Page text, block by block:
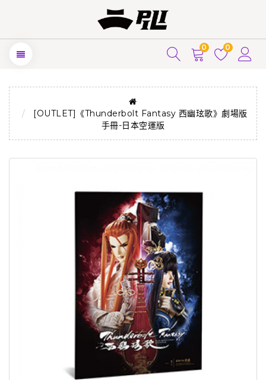
0 0
[OUTLET]《Thunderbolt Fantasy 西幽玹歌》劇場版
手冊-日本空運版